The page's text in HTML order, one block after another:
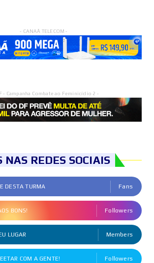
- CANAÃ TELECOM -
- Campanha Combate ao Feminicídio 2 -
NAS REDES SOCIAIS
DESTA TURMA Fans
BONS! Followers
LUGAR Members
COM A GENTE! Followers